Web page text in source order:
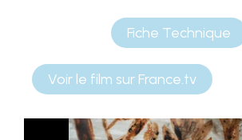
Fiche Technique
Voir le film sur France.tv